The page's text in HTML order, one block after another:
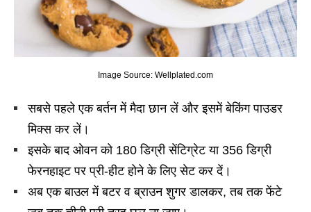
Image Source: Wellplated.com
सबसे पहले एक बर्तन में मैदा छान लें और इसमें बेकिंग पाउडर
मिक्स कर लें।
इसके बाद ओवन को 180 डिग्री सेंटिग्रेट या 356 डिग्री
फेरनहाइट पर प्री-हीट होने के लिए सेट कर दें।
अब एक बाउल में बटर व ब्राउन शुगर डालकर, तब तक फेंटे